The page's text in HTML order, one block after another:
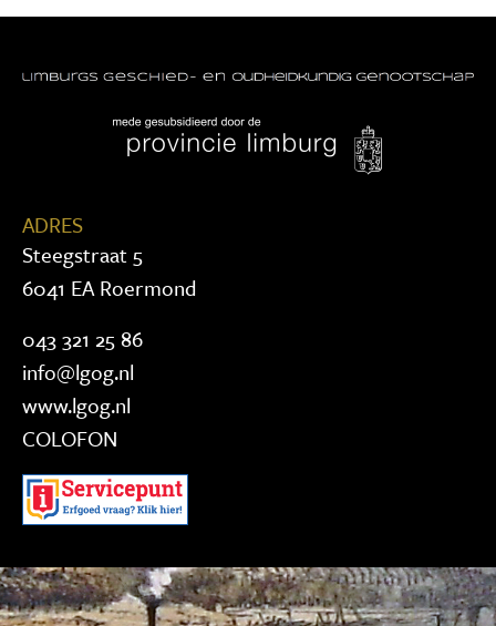
ADRES
Steegstraat 5
6041 EA Roermond
043 321 25 86
info@lgog.nl
www.lgog.nl
COLOFON